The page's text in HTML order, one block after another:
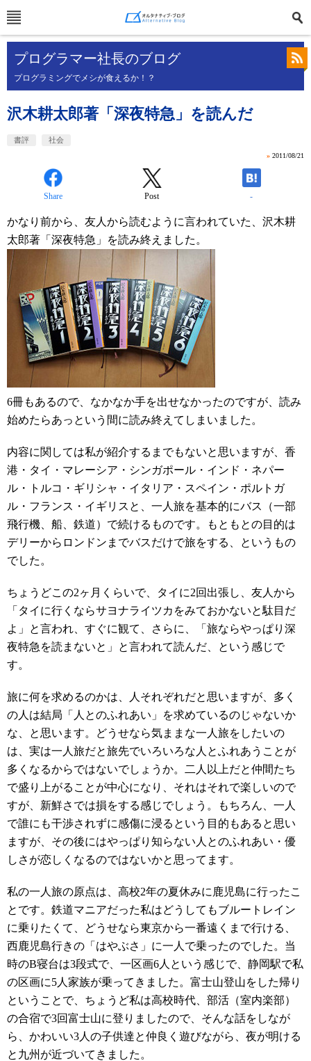
プログラマー社長のブログ
プログラミングでメシが食えるか！？
沢木耕太郎著「深夜特急」を読んだ
書評 社会
» 2011/08/21
Share Post -
かなり前から、友人から読むように言われていた、沢木耕
太郎著「深夜特急」を読み終えました。
6冊もあるので、なかなか手を出せなかったのですが、読み
始めたらあっという間に読み終えてしまいました。
内容に関しては私が紹介するまでもないと思いますが、香
港・タイ・マレーシア・シンガポール・インド・ネパー
ル・トルコ・ギリシャ・イタリア・スペイン・ポルトガ
ル・フランス・イギリスと、一人旅を基本的にバス（一部
飛行機、船、鉄道）で続けるものです。もともとの目的は
デリーからロンドンまでバスだけで旅をする、というもの
でした。
ちょうどこの2ヶ月くらいで、タイに2回出張し、友人から
「タイに行くならサヨナライツカをみておかないと駄目だ
よ」と言われ、すぐに観て、さらに、「旅ならやっぱり深
夜特急を読まないと」と言われて読んだ、という感じで
す。
旅に何を求めるのかは、人それぞれだと思いますが、多く
の人は結局「人とのふれあい」を求めているのじゃないか
な、と思います。どうせなら気ままな一人旅をしたいの
は、実は一人旅だと旅先でいろいろな人とふれあうことが
多くなるからではないでしょうか。二人以上だと仲間たち
で盛り上がることが中心になり、それはそれで楽しいので
すが、新鮮さでは損をする感じでしょう。もちろん、一人
で誰にも干渉されずに感傷に浸るという目的もあると思い
ますが、その後にはやっぱり知らない人とのふれあい・優
しさが恋しくなるのではないかと思ってます。
私の一人旅の原点は、高校2年の夏休みに鹿児島に行ったこ
とです。鉄道マニアだった私はどうしてもブルートレイン
に乗りたくて、どうせなら東京から一番遠くまで行ける、
西鹿児島行きの「はやぶさ」に一人で乗ったのでした。当
時のB寝台は3段式で、一区画6人という感じで、静岡駅で私
の区画に5人家族が乗ってきました。富士山登山をした帰り
ということで、ちょうど私は高校時代、部活（室内楽部）
の合宿で3回富士山に登りましたので、そんな話をしなが
ら、かわいい3人の子供達と仲良く遊びながら、夜が明ける
と九州が近づいてきました。